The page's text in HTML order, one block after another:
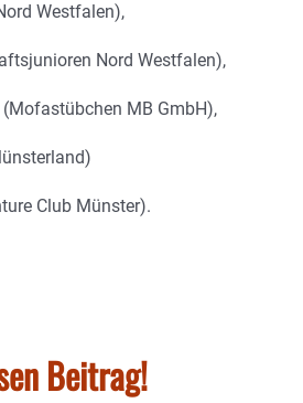
Westfalen),
Nord Westfalen),
MB GmbH),
Club Münster).
Beitrag!